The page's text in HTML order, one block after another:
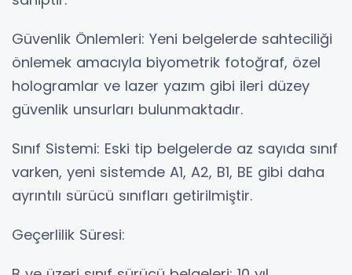
Güvenlik Önlemleri: Yeni belgelerde sahteciliği
önlemek amacıyla biyometrik fotoğraf, özel
hologramlar ve lazer yazım gibi ileri düzey
güvenlik unsurları bulunmaktadır.
Sınıf Sistemi: Eski tip belgelerde az sayıda sınıf
varken, yeni sistemde A1, A2, B1, BE gibi daha
ayrıntılı sürücü sınıfları getirilmiştir.
Geçerlilik Süresi: